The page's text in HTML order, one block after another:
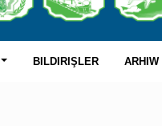
BILDIRIŞLER ARHIW